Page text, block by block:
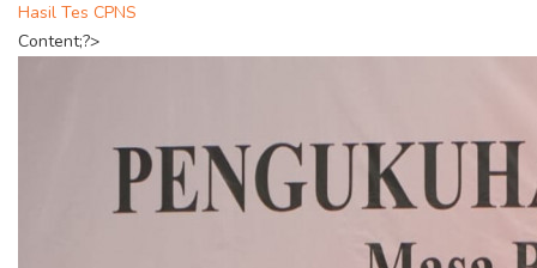
Hasil Tes CPNS
Content;?>